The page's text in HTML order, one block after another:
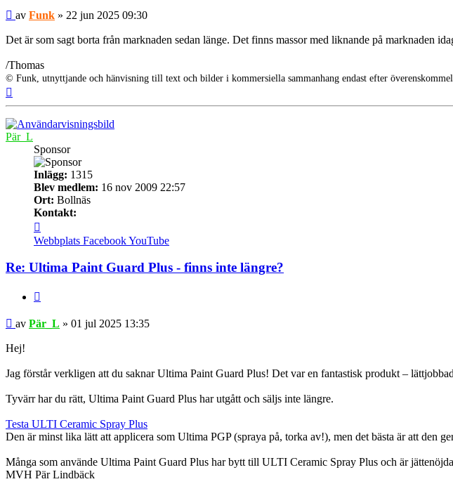
Inlägg
av Funk » 22 jun 2025 09:30
Det är som sagt borta från marknaden sedan länge. Det finns massor med liknande på marknaden
/Thomas
© Funk, utnyttjande och hänvisning till text och bilder i kommersiella sammanhang endast efter
Pär_L
Sponsor
Inlägg: 1315
Blev medlem: 16 nov 2009 22:57
Ort: Bollnäs
Kontakt:
Pär_L
Webbplats FacebookYouTube
Re: Ultima Paint Guard Plus - finns inte längre?
Inlägg
av Pär_L » 01 jul 2025 13:35
Hej!
Jag förstår verkligen att du saknar Ultima Paint Guard Plus! Det var en fantastisk produkt –
Tyvärr har du rätt, Ultima Paint Guard Plus har utgått och säljs inte längre.
Testa ULTI Ceramic Spray Plus
Den är minst lika lätt att applicera som Ultima PGP (spraya på, torka av!), men det bästa är att den
Många som använde Ultima Paint Guard Plus har bytt till ULTI Ceramic Spray Plus och är
MVH Pär Lindbäck